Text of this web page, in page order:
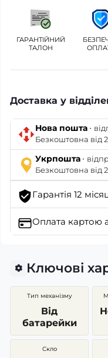
ГАРАНТІЙНИЙ
ТАЛОН
Доставка у
Нова пошта ·
Безкоштовна від
Укрпошта ·
Безкоштовна від
Гарантія 12
Оплата картою
Ключові
Тип механізму
Від
батарейки
Скло